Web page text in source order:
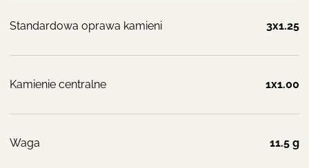
Standardowa oprawa kamieni 3x1.25
Kamienie centralne 1x1.00
Waga 11.5 g